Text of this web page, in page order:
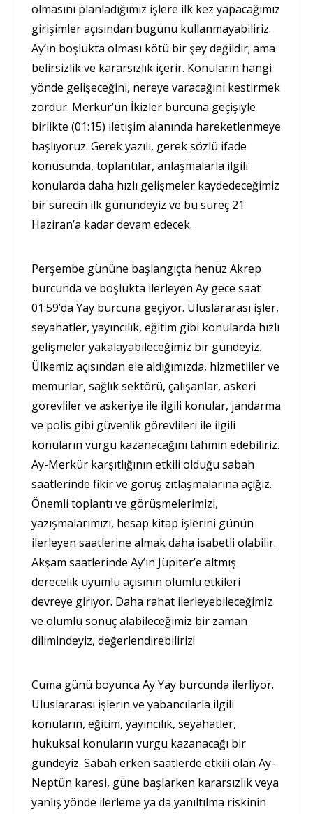
olmasını planladığımız işlere ilk kez yapacağımız
girişimler açısından bugünü kullanmayabiliriz.
Ay’ın boşlukta olması kötü bir şey değildir; ama
belirsizlik ve kararsızlık içerir. Konuların hangi
yönde gelişeceğini, nereye varacağını kestirmek
zordur. Merkür’ün İkizler burcuna geçişiyle
birlikte (01:15) iletişim alanında hareketlenmeye
başlıyoruz. Gerek yazılı, gerek sözlü ifade
konusunda, toplantılar, anlaşmalarla ilgili
konularda daha hızlı gelişmeler kaydedeceğimiz
bir sürecin ilk günündeyiz ve bu süreç 21
Haziran’a kadar devam edecek.
Perşembe gününe başlangıçta henüz Akrep
burcunda ve boşlukta ilerleyen Ay gece saat
01:59’da Yay burcuna geçiyor. Uluslararası işler,
seyahatler, yayıncılık, eğitim gibi konularda hızlı
gelişmeler yakalayabileceğimiz bir gündeyiz.
Ülkemiz açısından ele aldığımızda, hizmetliler ve
memurlar, sağlık sektörü, çalışanlar, askeri
görevliler ve askeriye ile ilgili konular, jandarma
ve polis gibi güvenlik görevlileri ile ilgili
konuların vurgu kazanacağını tahmin edebiliriz.
Ay-Merkür karşıtlığının etkili olduğu sabah
saatlerinde fikir ve görüş zıtlaşmalarına açığız.
Önemli toplantı ve görüşmelerimizi,
yazışmalarımızı, hesap kitap işlerini günün
ilerleyen saatlerine almak daha isabetli olabilir.
Akşam saatlerinde Ay’ın Jüpiter’e altmış
derecelik uyumlu açısının olumlu etkileri
devreye giriyor. Daha rahat ilerleyebileceğimiz
ve olumlu sonuç alabileceğimiz bir zaman
dilimindeyiz, değerlendirebiliriz!
Cuma günü boyunca Ay Yay burcunda ilerliyor.
Uluslararası işlerin ve yabancılarla ilgili
konuların, eğitim, yayıncılık, seyahatler,
hukuksal konuların vurgu kazanacağı bir
gündeyiz. Sabah erken saatlerde etkili olan Ay-
Neptün karesi, güne başlarken kararsızlık veya
yanlış yönde ilerleme ya da yanıltılma riskinin